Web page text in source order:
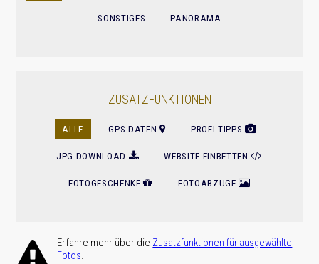
SONSTIGES PANORAMA
ZUSATZFUNKTIONEN
ALLE GPS-DATEN PROFI-TIPPS
JPG-DOWNLOAD WEBSITE EINBETTEN
FOTOGESCHENKE FOTOABZÜGE
Erfahre mehr über die Zusatz­funktionen für ausge­wählte
Fotos.